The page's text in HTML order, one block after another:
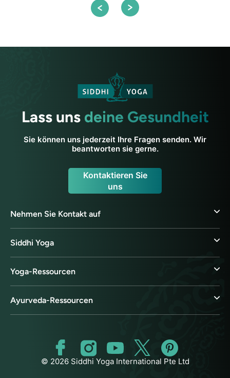
Lass uns deine Gesundheit
Sie können uns jederzeit Ihre Fragen senden. Wir
beantworten sie gerne.
Kontaktieren Sie
uns
Nehmen Sie Kontakt auf
Siddhi Yoga
Yoga-Ressourcen
Ayurveda-Ressourcen
© 2026 Siddhi Yoga International Pte Ltd